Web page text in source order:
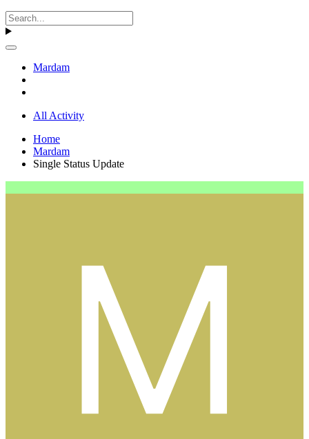
Mardam
All Activity
Home
Mardam
Single Status Update